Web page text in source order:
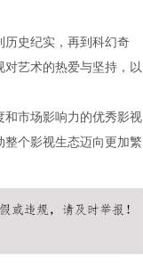
历史纪实，再到科幻奇
艺术的热爱与坚持，以
市场影响力的优秀影视
个影视生态迈向更加繁